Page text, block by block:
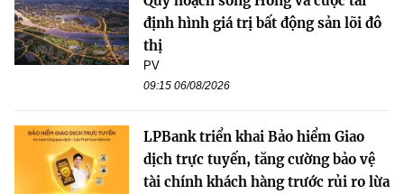
định hình giá trị bất động sản lõi đô
thị
PV
09:15 06/08/2026
LPBank triển khai Bảo hiểm Giao
dịch trực tuyến, tăng cường bảo vệ
tài chính khách hàng trước rủi ro lừa